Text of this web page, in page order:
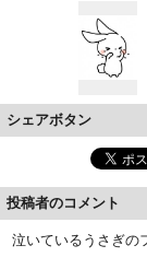
シェアボタン
投稿者のコメント
泣いているうさぎの